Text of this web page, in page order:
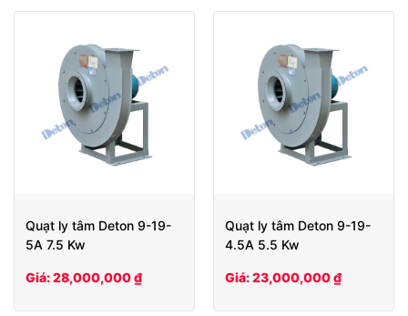
Quạt ly tâm Deton 9-19-
5A 7.5 Kw
Giá: 28,000,000 ₫
Quạt ly tâm Deton 9-19-
4.5A 5.5 Kw
Giá: 23,000,000 ₫